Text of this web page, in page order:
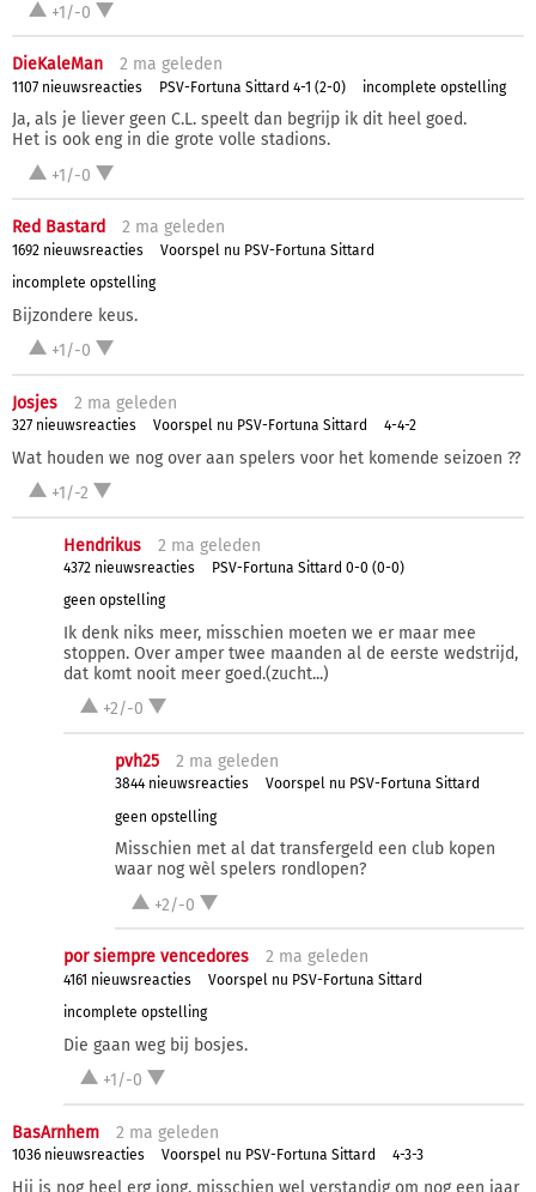
+1/-0
DieKaleMan 2 ma geleden
1107 nieuwsreacties PSV-Fortuna Sittard 4-1 (2-0) incomplete opstelling
Ja, als je liever geen C.L. speelt dan begrijp ik dit heel goed.
Het is ook eng in die grote volle stadions.
+1/-0
Red Bastard 2 ma geleden
1692 nieuwsreacties
Voorspel nu PSV-Fortuna Sittard
incomplete opstelling
Bijzondere keus.
+1/-0
Josjes 2 ma geleden
327 nieuwsreacties Voorspel nu PSV-Fortuna Sittard 4-4-2
Wat houden we nog over aan spelers voor het komende seizoen ??
+1/-2
Hendrikus 2 ma geleden
4372 nieuwsreacties
PSV-Fortuna Sittard 0-0 (0-0)
geen opstelling
Ik denk niks meer, misschien moeten we er maar mee
stoppen. Over amper twee maanden al de eerste wedstrijd,
dat komt nooit meer goed.(zucht...)
+2/-0
pvh25 2 ma geleden
3844 nieuwsreacties
Voorspel nu PSV-Fortuna Sittard
geen opstelling
Misschien met al dat transfergeld een club kopen
waar nog wèl spelers rondlopen?
+2/-0
por siempre vencedores 2 ma geleden
4161 nieuwsreacties
Voorspel nu PSV-Fortuna Sittard
incomplete opstelling
Die gaan weg bij bosjes.
+1/-0
BasArnhem 2 ma geleden
1036 nieuwsreacties Voorspel nu PSV-Fortuna Sittard 4-3-3
Hij is nog heel erg jong, misschien wel verstandig om nog een jaar